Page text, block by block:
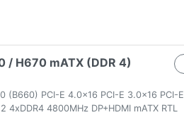
/ H670 mATX (DDR 4)
(B660) PCI-E 4.0x16 PCI-E 3.0x16 PCI-E
4800MHz DP+HDMI mATX RTL